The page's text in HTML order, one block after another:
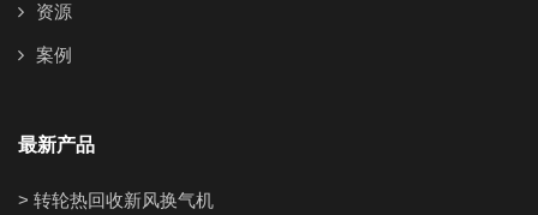
资源
案例
最新产品
> 转轮热回收新风换气机